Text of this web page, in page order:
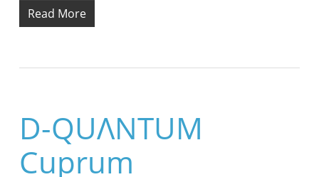
Read More
D-QUΛNTUM
Cuprum